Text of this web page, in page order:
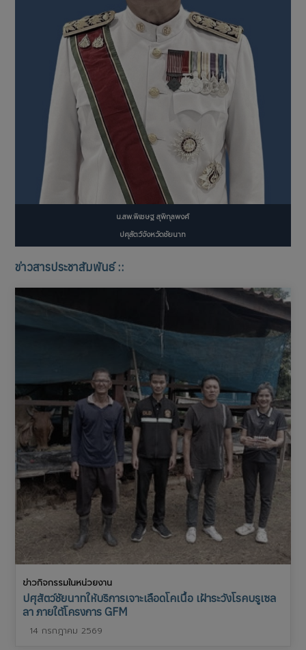
น.สพ.พิเชษฐ สุพิกุลพงศ์
ปศุสัตว์จังหวัดชัยนาท
ข่าวสารประชาสัมพันธ์ ::
ข่าวกิจกรรมในหน่วยงาน
ปศุสัตว์ชัยนาทให้บริการเจาะเลือดโคเนื้อ เฝ้าระวังโรคบรูเซล
ลา ภายใต้โครงการ GFM
14 กรกฎาคม 2569